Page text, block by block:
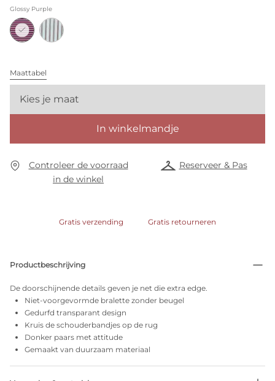
Glossy Purple
Maattabel
Kies je maat
In winkelmandje
Controleer de voorraad
in de winkel
Reserveer & Pas
Gratis verzending Gratis retourneren
Productbeschrijving
De doorschijnende details geven je net die extra edge.
Niet-voorgevormde bralette zonder beugel
Gedurfd transparant design
Kruis de schouderbandjes op de rug
Donker paars met attitude
Gemaakt van duurzaam materiaal